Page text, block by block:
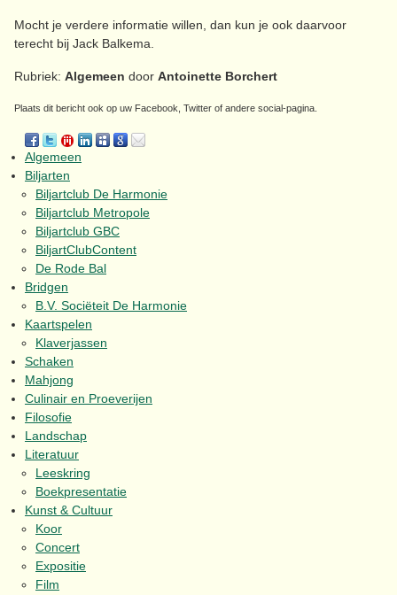
Mocht je verdere informatie willen, dan kun je ook daarvoor
terecht bij Jack Balkema.
Rubriek: Algemeen door Antoinette Borchert
Plaats dit bericht ook op uw Facebook, Twitter of andere social-pagina.
Algemeen
Biljarten
Biljartclub De Harmonie
Biljartclub Metropole
Biljartclub GBC
BiljartClubContent
De Rode Bal
Bridgen
B.V. Sociëteit De Harmonie
Kaartspelen
Klaverjassen
Schaken
Mahjong
Culinair en Proeverijen
Filosofie
Landschap
Literatuur
Leeskring
Boekpresentatie
Kunst & Cultuur
Koor
Concert
Expositie
Film